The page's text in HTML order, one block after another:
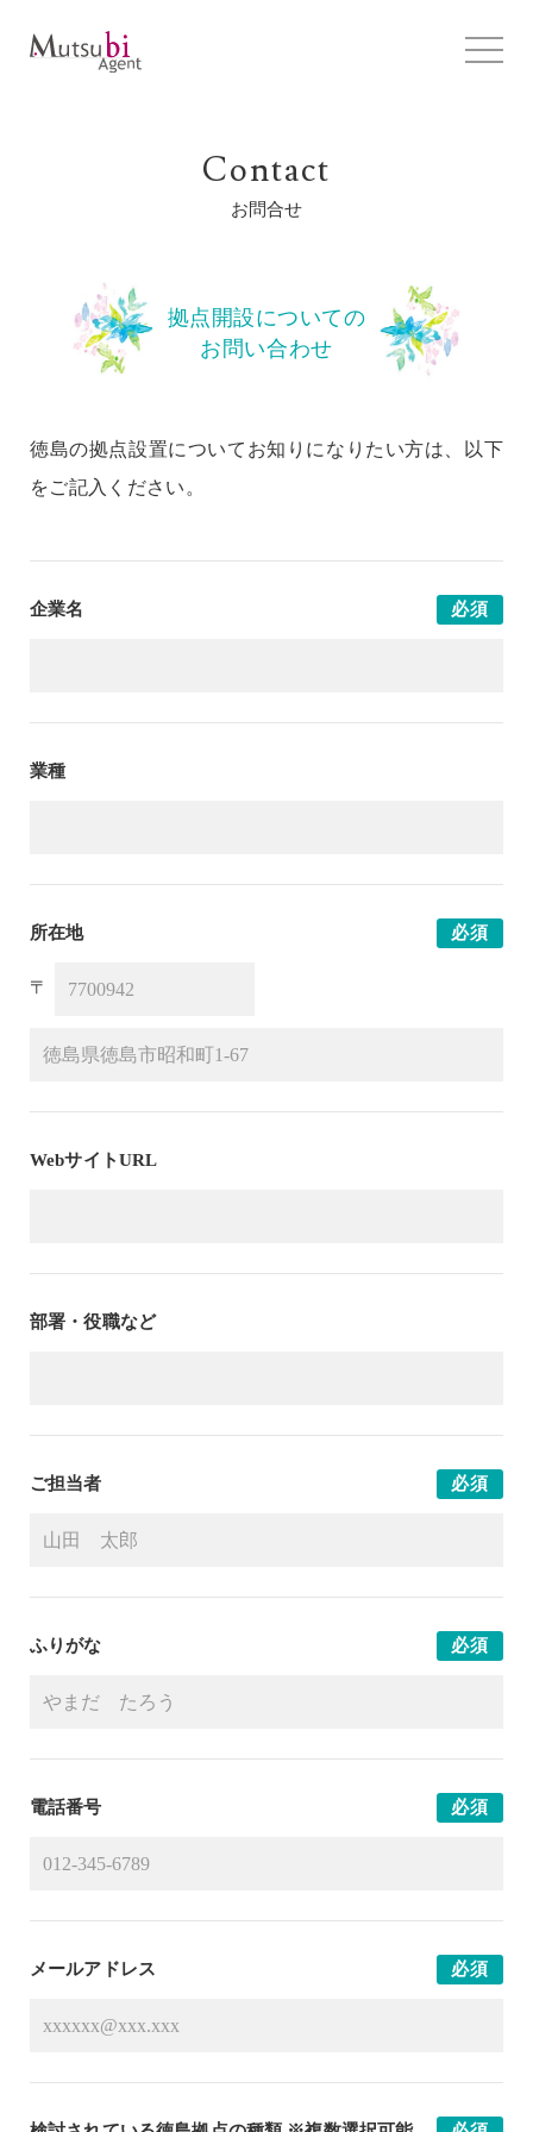
Contact
お問合せ
拠点開設についての
お問い合わせ
徳島の拠点設置についてお知りになりたい方は、以下
をご記入ください。
企業名 必須
業種
所在地 必須
〒
WebサイトURL
部署・役職など
ご担当者 必須
ふりがな 必須
電話番号 必須
メールアドレス 必須